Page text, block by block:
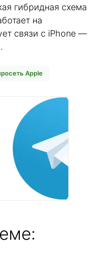
гибридная схема
на
связи с iPhone —
Apple